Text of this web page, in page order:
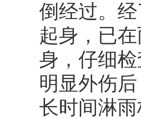
倒经过。
起身，已
身，仔细
明显外伤
长时间淋